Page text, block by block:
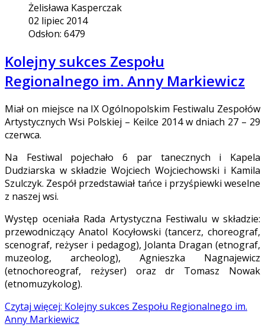
Żelisława Kasperczak
02 lipiec 2014
Odsłon: 6479
Kolejny sukces Zespołu
Regionalnego im. Anny Markiewicz
Miał on miejsce na IX Ogólnopolskim Festiwalu Zespołów
Artystycznych Wsi Polskiej – Keilce 2014 w dniach 27 – 29
czerwca.
Na Festiwal pojechało 6 par tanecznych i Kapela
Dudziarska w składzie Wojciech Wojciechowski i Kamila
Szulczyk. Zespół przedstawiał tańce i przyśpiewki weselne
z naszej wsi.
Występ oceniała Rada Artystyczna Festiwalu w składzie:
przewodniczący Anatol Kocyłowski (tancerz, choreograf,
scenograf, reżyser i pedagog), Jolanta Dragan (etnograf,
muzeolog, archeolog), Agnieszka Nagnajewicz
(etnochoreograf, reżyser) oraz dr Tomasz Nowak
(etnomuzykolog).
Czytaj więcej: Kolejny sukces Zespołu Regionalnego im.
Anny Markiewicz